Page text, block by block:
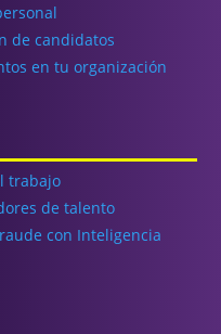
de candidatos
en tu organización
trabajo
de talento
con Inteligencia